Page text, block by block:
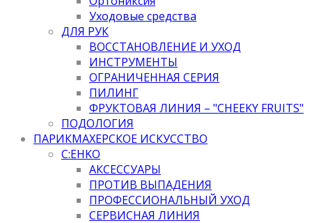
Уходовые средства
ДЛЯ РУК
ВОССТАНОВЛЕНИЕ И УХОД
ИНСТРУМЕНТЫ
ОГРАНИЧЕННАЯ СЕРИЯ
ПИЛИНГ
ФРУКТОВАЯ ЛИНИЯ – "CHEEKY FRUITS"
ПОДОЛОГИЯ
ПАРИКМАХЕРСКОЕ ИСКУССТВО
C:EHKO
АКСЕССУАРЫ
ПРОТИВ ВЫПАДЕНИЯ
ПРОФЕССИОНАЛЬНЫЙ УХОД
СЕРВИСНАЯ ЛИНИЯ